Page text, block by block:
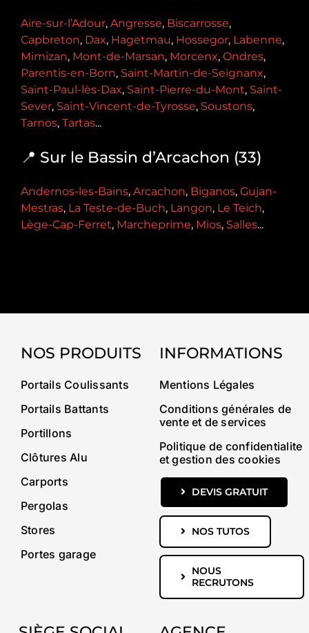
Aire-sur-l’Adour, Angresse, Biscarrosse,
Capbreton, Dax, Hagetmau, Hossegor, Labenne,
Mimizan, Mont-de-Marsan, Morcenx, Ondres,
Parentis-en-Born, Saint-Martin-de-Seignanx,
Saint-Paul-lès-Dax, Saint-Pierre-du-Mont, Saint-
Sever, Saint-Vincent-de-Tyrosse, Soustons,
Tarnos, Tartas...
📍 Sur le Bassin d’Arcachon (33)
Andernos-les-Bains, Arcachon, Biganos, Gujan-
Mestras, La Teste-de-Buch, Langon, Le Teich,
Lège-Cap-Ferret, Marcheprime, Mios, Salles...
NOS PRODUITS
Portails Coulissants
Portails Battants
Portillons
Clôtures Alu
Carports
Pergolas
Stores
Portes garage
INFORMATIONS
Mentions Légales
Conditions générales de
vente et de services
Politique de confidentialite
et gestion des cookies
DEVIS GRATUIT
NOS TUTOS
NOUS
RECRUTONS